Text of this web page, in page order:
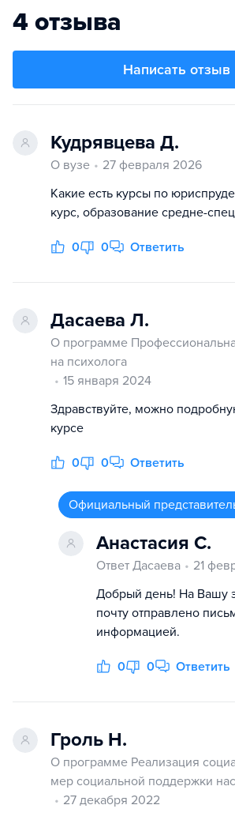
4 отзыва
Написать отзыв
Кудрявцева Д.
О вузе
27 февраля 2026
Какие есть курсы по
курс, образование средне-
0 0 Ответить
Дасаева Л.
О программе
на психолога
15 января 2024
Здравствуйте, можно
курсе
0 0 Ответить
Официальный
Анастасия С.
Ответ Дасаева
21
Добрый день! На Вашу
почту отправлено
информацией.
0 0 Ответить
Гроль Н.
О программе Реализация
мер социальной поддержки
27 декабря 2022